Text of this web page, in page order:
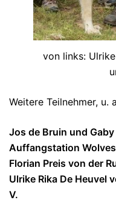
von links:
Weitere Teilnehmer, u.
Jos de Bruin und
Auffangstation
Florian Preis von der
Ulrike Rika De Heuvel
V.